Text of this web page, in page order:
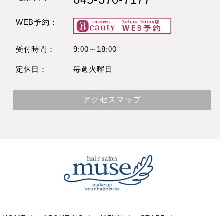
WEB予約：
受付時間： 9:00～18:00
定休日： 毎週火曜日
アクセスマップ